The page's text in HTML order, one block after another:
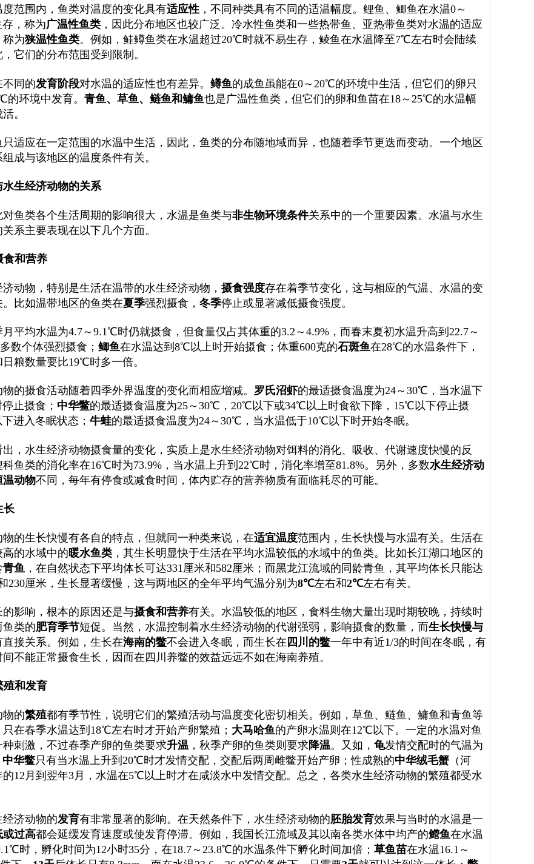
范围内，鱼类对温度的变化具有适应性 ，不同种类具有不同的适温幅度。鲤鱼、鲫鱼在水温0～
，称为广温性鱼类 ，因此分布地区也较广泛。冷水性鱼类和一些热带鱼、亚热带鱼类对水温的适应
称为狭温性鱼类。例如，鲑鳟鱼类在水温超过20℃时就不易生存，鲮鱼在水温降至7℃左右时会陆续
它们的分布范围受到限制。
不同的发育阶段对水温的适应性也有差异。 鳟鱼的成鱼虽能在0～20℃的环境中生活，但它们的卵只
的环境中发育。 青鱼、草鱼、鲢鱼和鳙鱼也是广温性鱼类，但它们的卵和鱼苗在18～25℃的水温幅
。
只适应在一定范围的水温中生活，因此，鱼类的分布随地域而异，也随着季节更迭而变动。一个地区
成与该地区的温度条件有关。
生经济动物的关系
对鱼类各个生活周期的影响很大，水温是鱼类与非生物环境条件关系中的一个重要因素。水温与水生
系主要表现在以下几个方面。
食和营养
动物，特别是生活在温带的水生经济动物， 摄食强度存在着季节变化，这与相应的气温、水温的变
比如温带地区的鱼类在夏季强烈摄食， 冬季停止或显著减低摄食强度。
月平均水温为4.7～9.1℃时仍就摄食，但食量仅占其体重的3.2～4.9%，而春末夏初水温升高到22.7～
数个体强烈摄食； 鲫鱼在水温达到8℃以上时开始摄食；体重600克的石斑鱼在28℃的水温条件下，
粮数量要比19℃时多一倍。
的摄食活动随着四季外界温度的变化而相应增减。 罗氏沼虾的最适摄食温度为24～30℃，当水温下
止摄食； 中华鳖的最适摄食温度为25～30℃，20℃以下或34℃以上时食欲下降，15℃以下停止摄
进入冬眠状态； 牛蛙的最适摄食温度为24～30℃，当水温低于10℃以下时开始冬眠。
出，水生经济动物摄食量的变化，实质上是水生经济动物对饵料的消化、吸收、代谢速度快慢的反
科鱼类的消化率在16℃时为73.9%，当水温上升到22℃时，消化率增至81.8%。另外，多数水生经济动
温动物不同，每年有停食或减食时间，体内贮存的营养物质有面临耗尽的可能。
长
物的生长快慢有各自的特点，但就同一种类来说，在适宜温度范围内，生长快慢与水温有关。生活在
的水域中的暖水鱼类 ，其生长明显快于生活在平均水温较低的水域中的鱼类。比如长江湖口地区的
青鱼 ，在自然状态下平均体长可达331厘米和582厘米；而黑龙江流域的同龄青鱼，其平均体长只能达
230厘米，生长显著缓慢，这与两地区的全年平均气温分别为8℃左右和2℃左右有关。
的影响，根本的原因还是与摄食和营养有关。水温较低的地区，食料生物大量出现时期较晚，持续时
鱼类的肥育季节短促。当然，水温控制着水生经济动物的代谢强弱，影响摄食的数量，而生长快慢与
直接关系。例如，生长在海南的鳖不会进入冬眠，而生长在 四川的鳖一年中有近1/3的时间在冬眠，有
不能正常摄食生长，因而在四川养鳖的效益远远不如在海南养殖。
殖和发育
物的繁殖都有季节性，说明它们的繁殖活动与温度变化密切相关。例如，草鱼、鲢鱼、鳙鱼和青鱼等
只在春季水温达到18℃左右时才开始产卵繁殖； 大马哈鱼的产卵水温则在12℃以下。一定的水温对鱼
刺激，不过春季产卵的鱼类要求升温 ，秋季产卵的鱼类则要求降温。又如， 龟发情交配时的气温为
中华鳖只有当水温上升到20℃时才发情交配，交配后两周雌鳖开始产卵；性成熟的中华绒毛蟹 （河
12月到翌年3月，水温在5℃以上时才在咸淡水中发情交配。总之，各类水生经济动物的繁殖都受水
济动物的发育有非常显著的影响。在天然条件下，水生经济动物的胚胎发育效果与当时的水温是一
或过高都会延缓发育速度或使发育停滞。例如，我国长江流域及其以南各类水体中均产的鳤鱼在水温
时，孵化时间为12小时35分，在18.7～23.8℃的水温条件下孵化时间加倍； 草鱼苗在水温16.1～